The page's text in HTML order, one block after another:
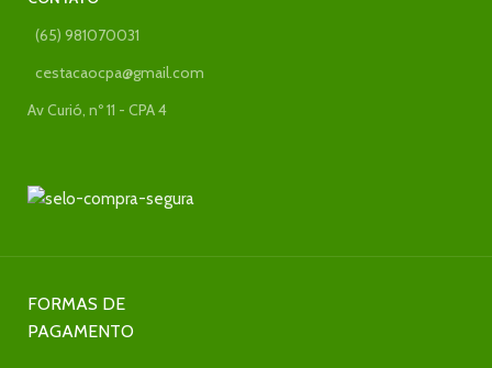
(65) 981070031
cestacaocpa@gmail.com
Av Curió, nº 11 - CPA 4
FORMAS DE
PAGAMENTO